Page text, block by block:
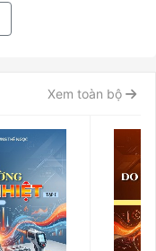
Xem toàn bộ